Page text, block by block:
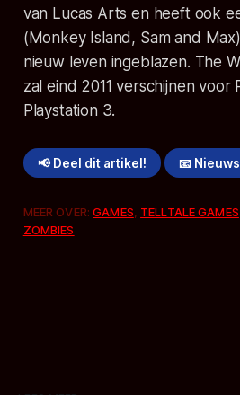
van Lucas Arts en heeft ook
(Monkey Island, Sam and
nieuw leven ingeblazen. The
zal eind 2011 verschijnen voor
Playstation 3.
📢 Deel dit artikel! 📧
MEER OVER:GAMES, TELLTALE GAMES
ZOMBIES